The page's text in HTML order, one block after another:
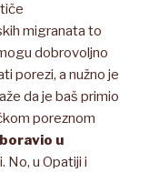
migranata to
dobrovoljno
porezi, a nužno je
da je baš primio
poreznom
u
No, u Opatiji i